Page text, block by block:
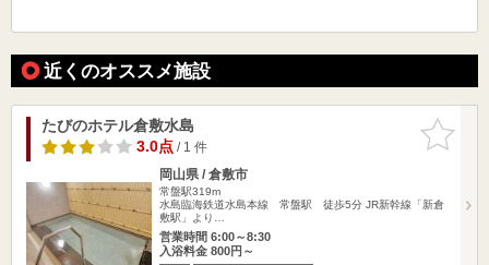
近くのオススメ施設
お気に入
りに追加
たびのホテル倉敷水島
3.0点/ 1 件
岡山県 / 倉敷市
常盤駅319m
水島臨海鉄道水島本線 常盤駅 徒歩5分 JR新幹線「新倉
敷駅」より…
営業時間 6:00～8:30
入浴料金 800円～